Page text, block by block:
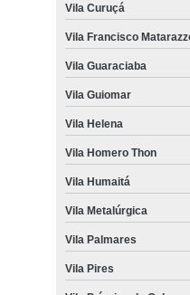
Vila Curuçá
Vila Francisco
Vila Guaraciaba
Vila Guiomar
Vila Helena
Vila Homero Thon
Vila Humaitá
Vila Metalúrgica
Vila Palmares
Vila Pires